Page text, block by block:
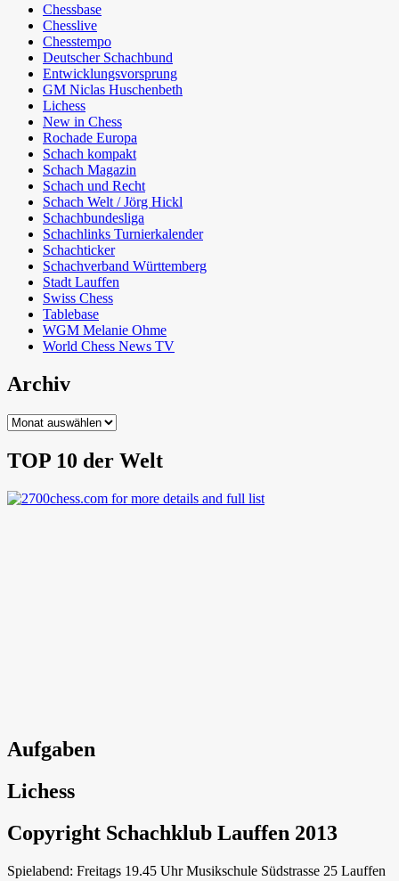
Chessbase
Chesslive
Chesstempo
Deutscher Schachbund
Entwicklungsvorsprung
GM Niclas Huschenbeth
Lichess
New in Chess
Rochade Europa
Schach kompakt
Schach Magazin
Schach und Recht
Schach Welt / Jörg Hickl
Schachbundesliga
Schachlinks Turnierkalender
Schachticker
Schachverband Württemberg
Stadt Lauffen
Swiss Chess
Tablebase
WGM Melanie Ohme
World Chess News TV
Archiv
Archiv
TOP 10 der Welt
Aufgaben
Lichess
Copyright Schachklub Lauffen 2013
Spielabend: Freitags 19.45 Uhr Musikschule Südstrasse 25 Lauffen